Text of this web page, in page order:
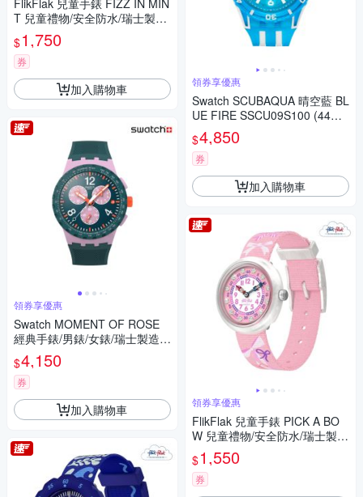
FlikFlak 兒童手錶 FIZZ IN MIN
T 兒童禮物/安全防水/瑞士製造
FCNP003 (31.85mm)
$1,750
券
加入購物車
領券享優惠
Swatch MOMENT OF ROSE
經典手錶/男錶/女錶/瑞士製造 S
USP400 (42mm)
$4,150
券
加入購物車
領券享優惠
Swatch SCUBAQUA 晴空藍 BL
UE FIRE SSCU09S100 (44m
m)
$4,850
券
加入購物車
領券享優惠
FlikFlak 兒童手錶 PICK A BO
W 兒童禮物/安全防水/瑞士製造
FBNP250 (31.85mm)
$1,550
券